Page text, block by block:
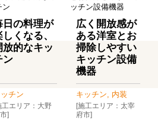
日の料理が
しくなる、
放的なキッ
ン
チン
工エリア：大野
]
広く開放感が
ある洋室とお
掃除しやすい
キッチン設備
機器
キッチン, 内装
[施工エリア：太宰
府市]